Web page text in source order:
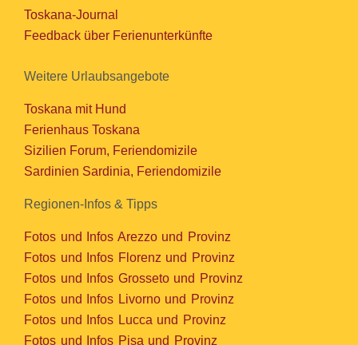
Toskana-Journal
Feedback über Ferienunterkünfte
Weitere Urlaubsangebote
Toskana mit Hund
Ferienhaus Toskana
Sizilien Forum, Feriendomizile
Sardinien Sardinia, Feriendomizile
Regionen-Infos & Tipps
Fotos und Infos Arezzo und Provinz
Fotos und Infos Florenz und Provinz
Fotos und Infos Grosseto und Provinz
Fotos und Infos Livorno und Provinz
Fotos und Infos Lucca und Provinz
Fotos und Infos Pisa und Provinz